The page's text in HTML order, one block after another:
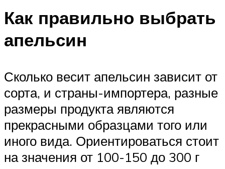
Как правильно выбрать
апельсин
Сколько весит апельсин зависит от
сорта, и страны-импортера, разные
размеры продукта являются
прекрасными образцами того или
иного вида. Ориентироваться стоит
на значения от 100-150 до 300 г